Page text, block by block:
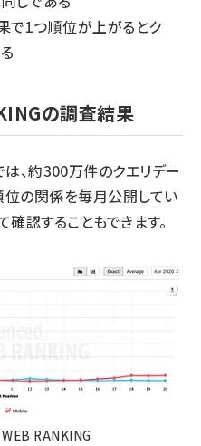
で1つ順位が上がるとク
の調査結果
、約300万件のクエリデー
位の関係を毎月公開してい
確認することもできます。
RANKING